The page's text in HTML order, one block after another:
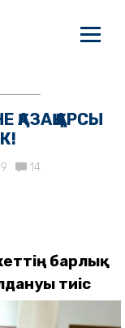
ҚАЗАҚ ҚАРСЫ
14
барлық
тиіс